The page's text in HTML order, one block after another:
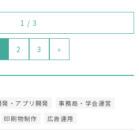
1 / 3
2 3 »
発・アプリ開発
事務局・学会運営
印刷物制作 広告運用